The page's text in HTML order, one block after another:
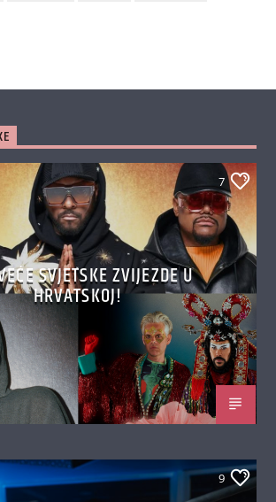
7
SVJETSKE ZVIJEZDE U
HRVATSKOJ!
9